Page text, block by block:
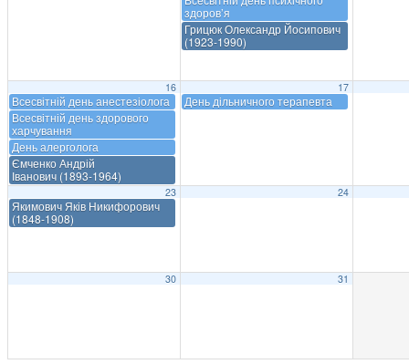
здоров’я
Грицюк Олександр Йосипович
(1923-1990)
16
Всесвітній день анестезіолога
Всесвітній день здорового
харчування
День алерголога
Ємченко Андрій
Іванович (1893-1964)
17
День дільничного терапевта
23
Якимович Яків Никифорович
(1848-1908)
24
30 31